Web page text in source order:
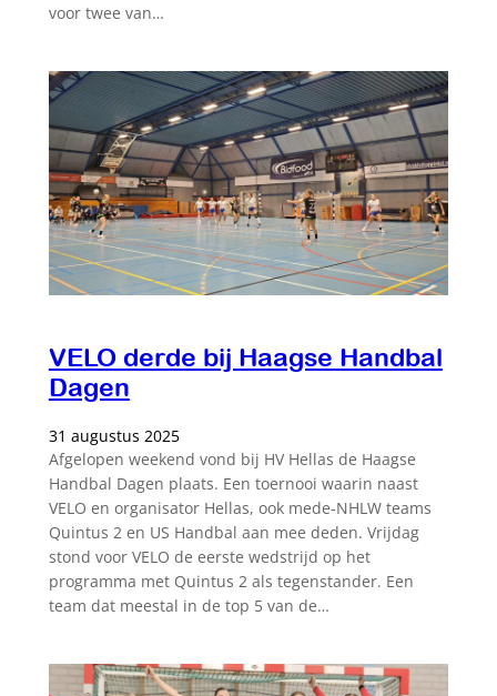
voor twee van…
VELO derde bij Haagse Handbal
Dagen
31 augustus 2025
Afgelopen weekend vond bij HV Hellas de Haagse
Handbal Dagen plaats. Een toernooi waarin naast
VELO en organisator Hellas, ook mede-NHLW teams
Quintus 2 en US Handbal aan mee deden. Vrijdag
stond voor VELO de eerste wedstrijd op het
programma met Quintus 2 als tegenstander. Een
team dat meestal in de top 5 van de…